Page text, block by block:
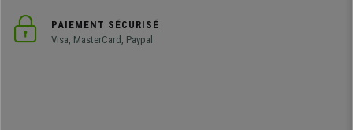
PAIEMENT SÉCURISÉ
Visa, MasterCard, Paypal